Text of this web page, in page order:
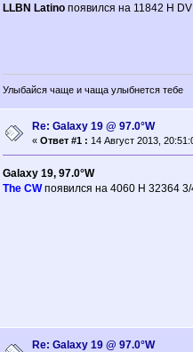
LLBN Latinoпоявился на 11842 H
Улыбайся чаще и чаща улыбнется тебе
Re: Galaxy 19 @ 97.0°W
« Ответ #1 : 14 Август 2013,
Galaxy 19, 97.0°W
The CWпоявился на 4060 H 32364
Re: Galaxy 19 @ 97.0°W